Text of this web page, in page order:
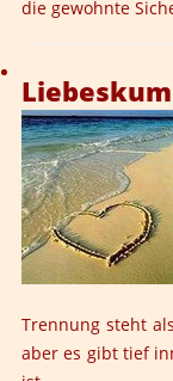
die gewohnte
Trennung steht
aber es gibt tief